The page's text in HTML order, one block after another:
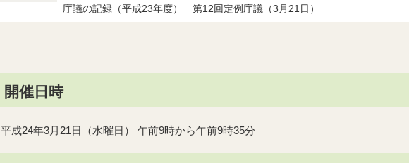
庁議の記録（平成23年度） 第12回定例庁議（3月21日）
開催日時
平成24年3月21日（水曜日） 午前9時から午前9時35分